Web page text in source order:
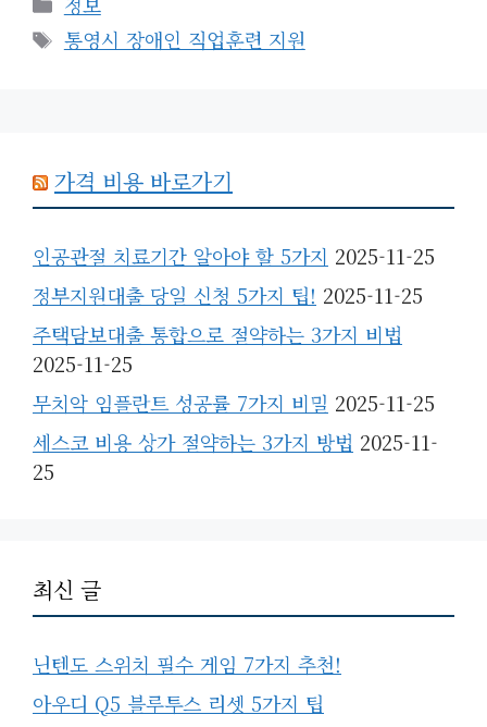
테
고
태
통영시 장애인 직업훈련 지원
가격 비용 바로가기
인공관절 치료기간 알아야 할 5가지 2025-11-25
정부지원대출 당일 신청 5가지 팁! 2025-11-25
주택담보대출 통합으로 절약하는 3가지 비법
2025-11-25
무치악 임플란트 성공률 7가지 비밀 2025-11-25
세스코 비용 상가 절약하는 3가지 방법 2025-11-
25
최신 글
닌텐도 스위치 필수 게임 7가지 추천!
아우디 Q5 블루투스 리셋 5가지 팁